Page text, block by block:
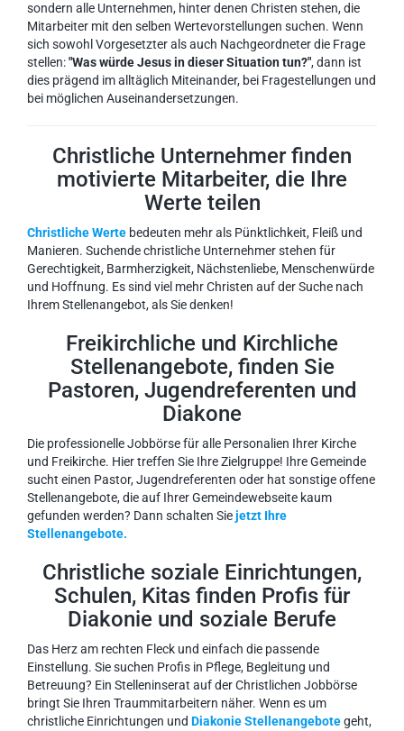
sondern alle Unternehmen, hinter denen Christen stehen, die
Mitarbeiter mit den selben Wertevorstellungen suchen. Wenn
sich sowohl Vorgesetzter als auch Nachgeordneter die Frage
stellen:"Was würde Jesus in dieser Situation tun?", dann ist
dies prägend im alltäglich Miteinander, bei Fragestellungen und
bei möglichen Auseinandersetzungen.
Christliche Unternehmer finden
motivierte Mitarbeiter, die Ihre
Werte teilen
Christliche Werte bedeuten mehr als Pünktlichkeit, Fleiß und
Manieren. Suchende christliche Unternehmer stehen für
Gerechtigkeit, Barmherzigkeit, Nächstenliebe, Menschenwürde
und Hoffnung. Es sind viel mehr Christen auf der Suche nach
Ihrem Stellenangebot, als Sie denken!
Freikirchliche und Kirchliche
Stellenangebote, finden Sie
Pastoren, Jugendreferenten und
Diakone
Die professionelle Jobbörse für alle Personalien Ihrer Kirche
und Freikirche. Hier treffen Sie Ihre Zielgruppe! Ihre Gemeinde
sucht einen Pastor, Jugendreferenten oder hat sonstige offene
Stellenangebote, die auf Ihrer Gemeindewebseite kaum
gefunden werden? Dann schalten Siejetzt Ihre
Stellenangebote.
Christliche soziale Einrichtungen,
Schulen, Kitas finden Profis für
Diakonie und soziale Berufe
Das Herz am rechten Fleck und einfach die passende
Einstellung. Sie suchen Profis in Pflege, Begleitung und
Betreuung? Ein Stelleninserat auf der Christlichen Jobbörse
bringt Sie Ihren Traummitarbeitern näher. Wenn es um
christliche Einrichtungen und Diakonie Stellenangebotegeht,